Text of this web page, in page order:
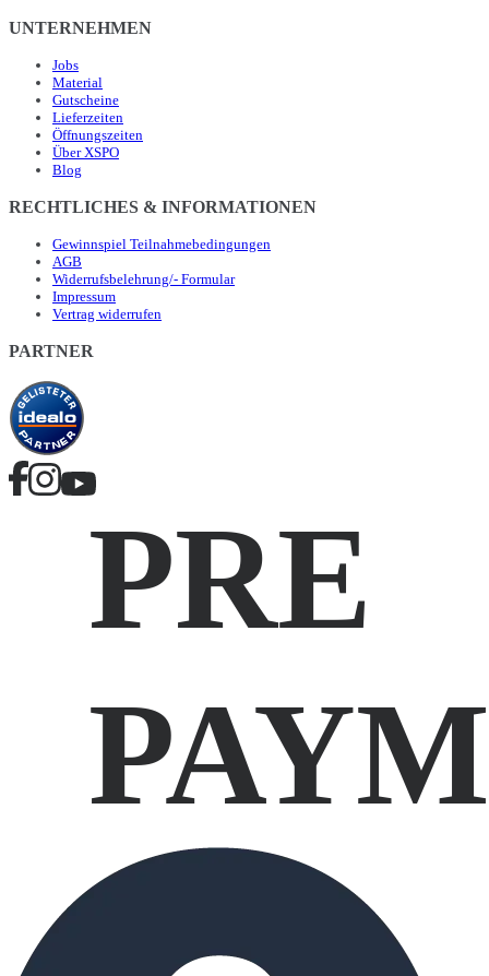
UNTERNEHMEN
Jobs
Material
Gutscheine
Lieferzeiten
Öffnungszeiten
Über XSPO
Blog
RECHTLICHES & INFORMATIONEN
Gewinnspiel Teilnahmebedingungen
AGB
Widerrufsbelehrung/- Formular
Impressum
Vertrag widerrufen
PARTNER